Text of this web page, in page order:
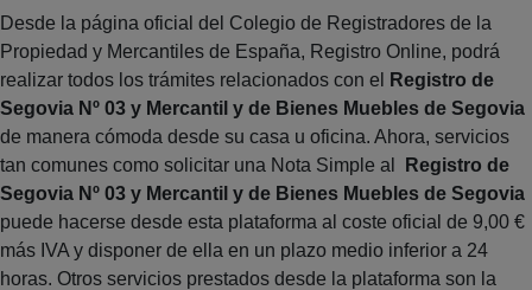
Desde la página oficial del Colegio de Registradores de la
Propiedad y Mercantiles de España, Registro Online, podrá
realizar todos los trámites relacionados con el
Registro de
Segovia Nº 03 y Mercantil y de Bienes Muebles de Segovia
de manera cómoda desde su casa u oficina. Ahora, servicios
tan comunes como solicitar una Nota Simple al
Registro de
Segovia Nº 03 y Mercantil y de Bienes Muebles de Segovia
puede hacerse desde esta plataforma al coste oficial de 9,00 €
más IVA y disponer de ella en un plazo medio inferior a 24
horas. Otros servicios prestados desde la plataforma son la